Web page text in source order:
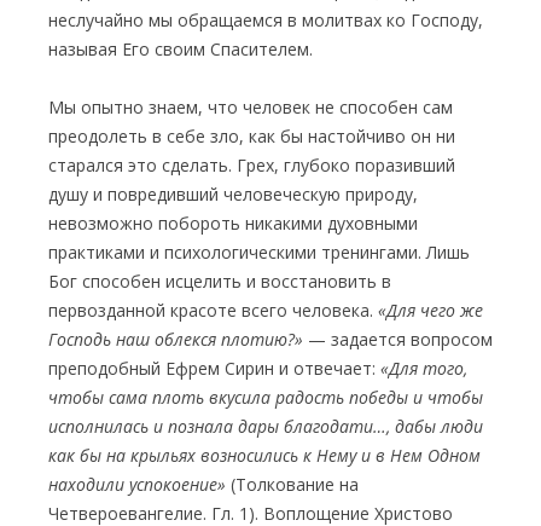
неслучайно мы обращаемся в молитвах ко Господу,
называя Его своим Спасителем.
Мы опытно знаем, что человек не способен сам
преодолеть в себе зло, как бы настойчиво он ни
старался это сделать. Грех, глубоко поразивший
душу и повредивший человеческую природу,
невозможно побороть никакими духовными
практиками и психологическими тренингами. Лишь
Бог способен исцелить и восстановить в
первозданной красоте всего человека. «Для чего же
Господь наш облекся плотию?» — задается вопросом
преподобный Ефрем Сирин и отвечает: «Для того,
чтобы сама плоть вкусила радость победы и чтобы
исполнилась и познала дары благодати…, дабы люди
как бы на крыльях возносились к Нему и в Нем Одном
находили успокоение» (Толкование на
Четвероевангелие. Гл. 1). Воплощение Христово